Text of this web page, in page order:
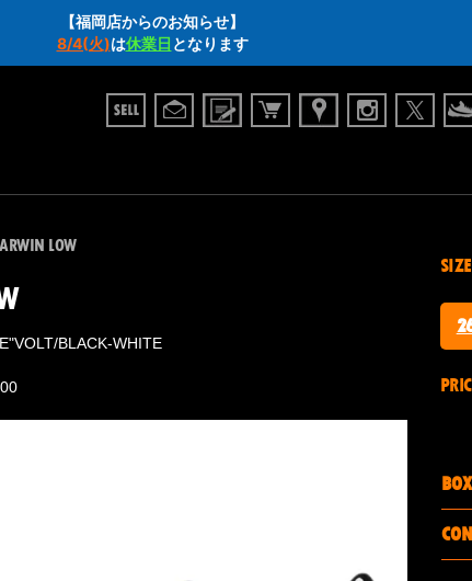
【福岡店からのお知らせ】
8/4(火)は休業日 となります
LOW
BLACK-WHITE
BOX